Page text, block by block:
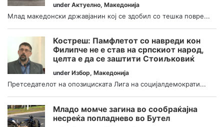
under Актуелно, Македонија
Млад македонски државјанин кој се здобил со тешка повре...
Костреш: Памфлетот со навреди кон
Филипче не е став на српскиот народ,
целта е да се заштити Стоиљковиќ
under Избор, Македонија
Претседателот на опозициската Лига на социјалдемократи...
Младо момче загина во сообраќајна
несреќа попладнево во Бутел